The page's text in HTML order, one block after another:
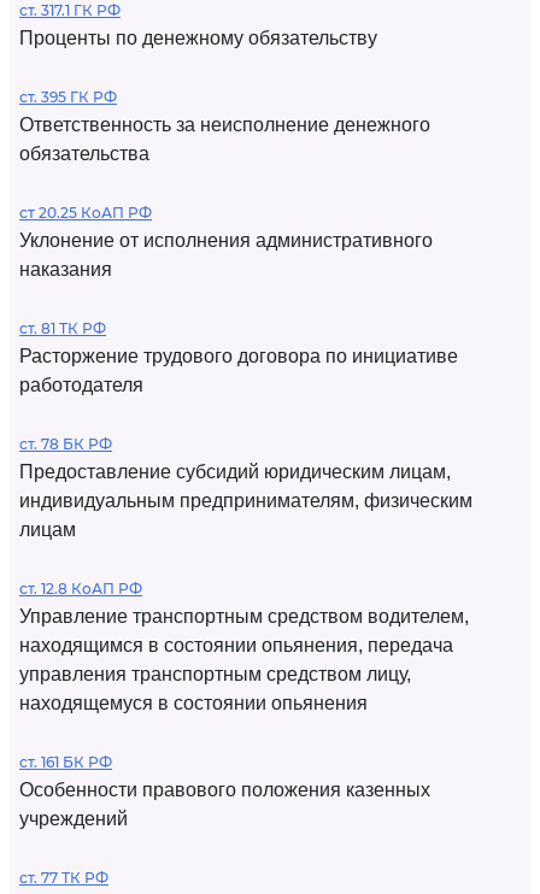
ст. 317.1 ГК РФ
Проценты по денежному обязательству
ст. 395 ГК РФ
Ответственность за неисполнение денежного
обязательства
ст 20.25 КоАП РФ
Уклонение от исполнения административного
наказания
ст. 81 ТК РФ
Расторжение трудового договора по инициативе
работодателя
ст. 78 БК РФ
Предоставление субсидий юридическим лицам,
индивидуальным предпринимателям, физическим
лицам
ст. 12.8 КоАП РФ
Управление транспортным средством водителем,
находящимся в состоянии опьянения, передача
управления транспортным средством лицу,
находящемуся в состоянии опьянения
ст. 161 БК РФ
Особенности правового положения казенных
учреждений
ст. 77 ТК РФ